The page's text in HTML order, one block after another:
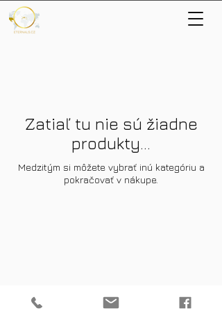
Zatiaľ tu nie sú žiadne
produkty...
Medzitým si môžete vybrať inú kategóriu a
pokračovať v nákupe.